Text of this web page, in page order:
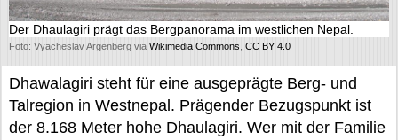
Der Dhaulagiri prägt das Bergpanorama im westlichen Nepal.
Foto: Vyacheslav Argenberg via Wikimedia Commons CC BY 4.0
Dhawalagiri steht für eine ausgeprägte Berg- und
Talregion in Westnepal. Prägender Bezugspunkt ist
der 8.168 Meter hohe Dhaulagiri. Wer mit der Familie